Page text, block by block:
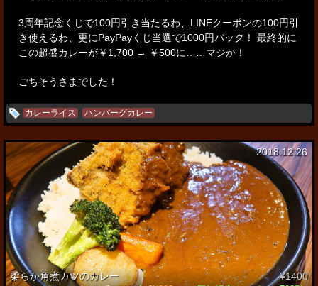
3周年記念くじで100円引き当たるわ、LINEクーポンの100円引
き使えるわ、 更にPayPayくじ当選で1000円バック！ 最終的に
この超盛カレーが￥1,700 → ￥500に……マジか！
ごちそうさまでした！
カレーライス ハンバーグカレー
2018.12.26
¥1400
柔らか角煮カツのカレー